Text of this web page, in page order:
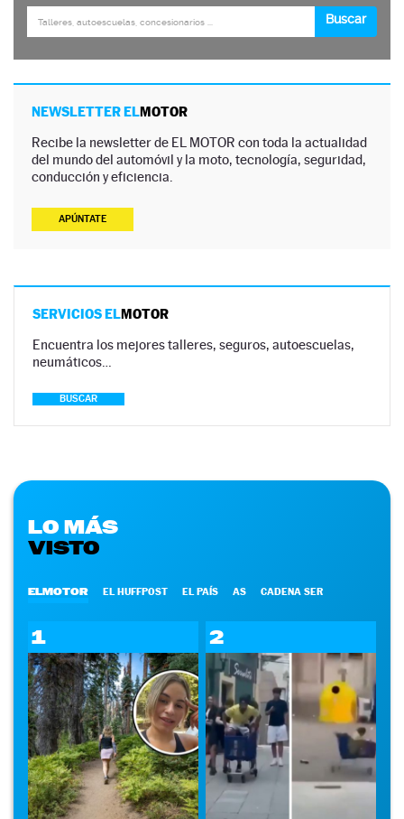
NEWSLETTER ELMOTOR
Recibe la newsletter de EL MOTOR con toda la actualidad
del mundo del automóvil y la moto, tecnología, seguridad,
conducción y eficiencia.
APÚNTATE
SERVICIOS ELMOTOR
Encuentra los mejores talleres, seguros, autoescuelas,
neumáticos…
BUSCAR
LO MÁS
VISTO
ELMOTOR EL HUFFPOST EL PAÍS AS CADENA SER
1 2